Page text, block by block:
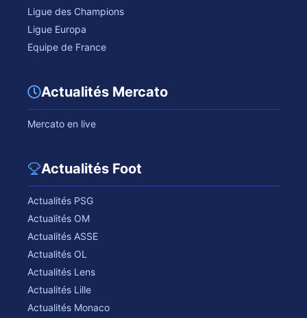
Ligue des Champions
Ligue Europa
Equipe de France
Actualités Mercato
Mercato en live
Actualités Foot
Actualités PSG
Actualités OM
Actualités ASSE
Actualités OL
Actualités Lens
Actualités Lille
Actualités Monaco